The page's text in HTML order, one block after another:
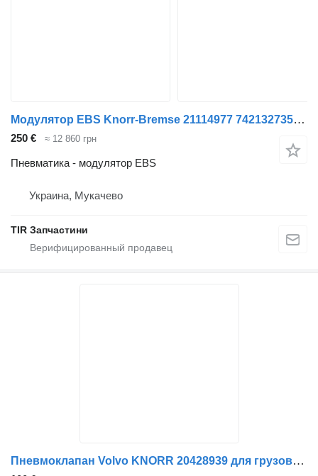
Модулятор EBS Knorr-Bremse 21114977 7421327354 K028781N07 K028781N50 K037886N06 для грузовика Volvo
250 € ≈ 12 860 грн
Пневматика - модулятор EBS
Украина, Мукачево
TIR Запчастини
Пневмоклапан Volvo KNORR 20428939 для грузовика Volvo IVECO RVI